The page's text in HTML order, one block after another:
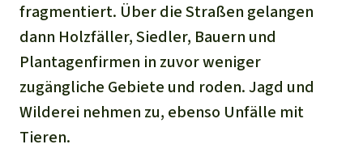
fragmentiert. Über die Straßen gelangen
dann Holzfäller, Siedler, Bauern und
Plantagenfirmen in zuvor weniger
zugängliche Gebiete und roden. Jagd und
Wilderei nehmen zu, ebenso Unfälle mit
Tieren.